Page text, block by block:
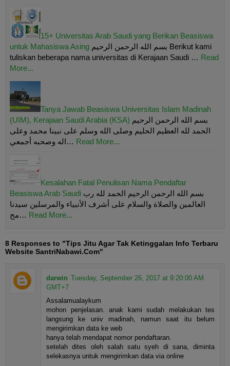
15+ Universitas Arab Saudi yang Berikan Beasiswa
untuk Mahasiswa Asing
tuliskan beberapa nama universitas di Kerajaan Saudi … Read
More...
Tanya Jawab Beasiswa Universitas Islam Madinah
(UIM), Kerajaan Saudi Arabia (KSA)
الحمد لله العظيم الحليم وصلى الله وسلم على نبينا محمد وعلى
اله وصحبه أجمعي… Read More...
Kesalahan Fatal Penulisan Nama Pendaftar
Beasiswa Arab Saudi
العالمين والصلاة والسلام على أشرف الأنبياء والمرسلين سيدنا
مح… Read More...
8 Responses to "Tips Jitu Agar Tak Ketinggalan Info Terbaru
Website SantriNabawi.Com"
darwin Tuesday, September 26, 2017 at 9:20:00 AM
GMT+7
Assalamualaykum
mohon penjelasan. anak kami sudah melakukan tes
langsung ke univ madinah, namun saat itu belum
mengirimkan data ke web
hanya telah mendapat nomor pendaftaran.
setelah dites oleh salah satu syeh di sana, diminta
selekasnya untuk mengirimkan data via online